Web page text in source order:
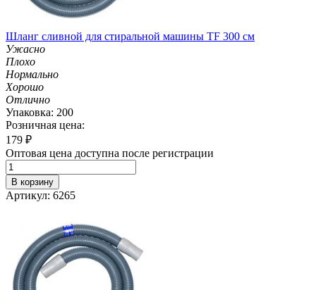
Шланг сливной для стиральной машины TF 300 см
Ужасно
Плохо
Нормально
Хорошо
Отлично
Упаковка: 200
Розничная цена:
179 ₽
Оптовая цена доступна после регистрации
В корзину
Артикул: 6265